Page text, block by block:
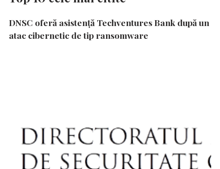
DNSC oferă asistență Techventures Bank după un
atac cibernetic de tip ransomware